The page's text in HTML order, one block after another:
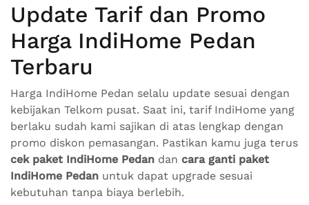
Update Tarif dan Promo
Harga IndiHome Pedan
Terbaru
Harga IndiHome Pedan selalu update sesuai dengan
kebijakan Telkom pusat. Saat ini, tarif IndiHome yang
berlaku sudah kami sajikan di atas lengkap dengan
promo diskon pemasangan. Pastikan kamu juga terus
cek paket IndiHome Pedan dan cara ganti paket
IndiHome Pedan untuk dapat upgrade sesuai
kebutuhan tanpa biaya berlebih.